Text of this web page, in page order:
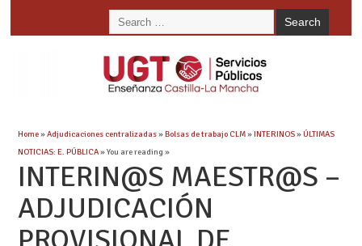
Home»Adjudicaciones centralizadas»Bolsas de trabajo CLM»INTERINOS»ÚLTIMAS
NOTICIAS: E. PÚBLICA» You are reading »
INTERIN@S MAESTR@S –
ADJUDICACIÓN